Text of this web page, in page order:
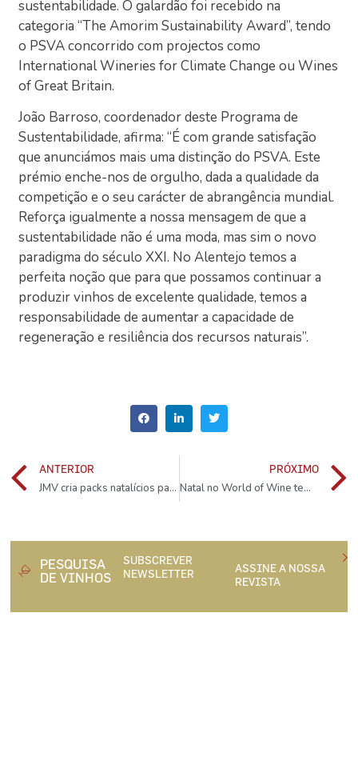
sustentabilidade. O galardão foi recebido na
categoria “The Amorim Sustainability Award”, tendo
o PSVA concorrido com projectos como
International Wineries for Climate Change ou Wines
of Great Britain.
João Barroso, coordenador deste Programa de
Sustentabilidade, afirma: “É com grande satisfação
que anunciámos mais uma distinção do PSVA. Este
prémio enche-nos de orgulho, dada a qualidade da
competição e o seu carácter de abrangência mundial.
Reforça igualmente a nossa mensagem de que a
sustentabilidade não é uma moda, mas sim o novo
paradigma do século XXI. No Alentejo temos a
perfeita noção que para que possamos continuar a
produzir vinhos de excelente qualidade, temos a
responsabilidade de aumentar a capacidade de
regeneração e resiliência dos recursos naturais”.
ANTERIOR
JMV cria packs natalícios para todos os gostos
PRÓXIMO
Natal no World of Wine tem brunch, estacionamento grátis e muita animação
PESQUISA
DE VINHOS
SUBSCREVER
NEWSLETTER
ASSINE A NOSSA
REVISTA